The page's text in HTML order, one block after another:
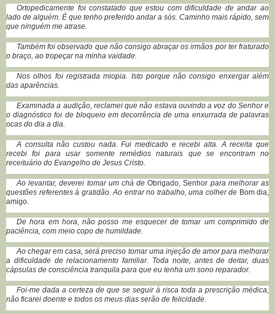
Ortopedicamente foi constatado que estou com dificuldade de andar ao
lado de alguém. É que tenho preferido andar a sós. Caminho mais rápido, sem
que ninguém me atrase.
Também foi observado que não consigo abraçar os irmãos por ter fraturado
o braço, ao tropeçar na minha vaidade.
Nos olhos foi registrada miopia. Isto porque não consigo enxergar além
das aparências.
Examinada a audição, reclamei que não estava ouvindo a voz do Senhor e
o diagnóstico foi de bloqueio em decorrência de uma enxurrada de palavras
ocas do dia a dia.
A consulta não custou nada. Fui medicado e recebi alta. A receita que
recebi foi para usar somente remédios naturais que se encontram no
receituário do Evangelho de Jesus Cristo.
Ao levantar, deverei tomar um chá deObrigado, Senhor para melhorar as
questões referentes à gratidão. Ao entrar no trabalho, uma colher de Bom dia,
amigo.
De hora em hora, não posso me esquecer de tomar um comprimido de
paciência, com meio copo de humildade.
Ao chegar em casa, será preciso tomar uma injeção de amor para melhorar
a dificuldade de relacionamento familiar. Toda noite, antes de deitar, duas
cápsulas de consciência tranquila para que eu tenha um sono reparador.
Foi-me dada a certeza de que se seguir à risca toda a prescrição médica,
não ficarei doente e todos os meus dias serão de felicidade.